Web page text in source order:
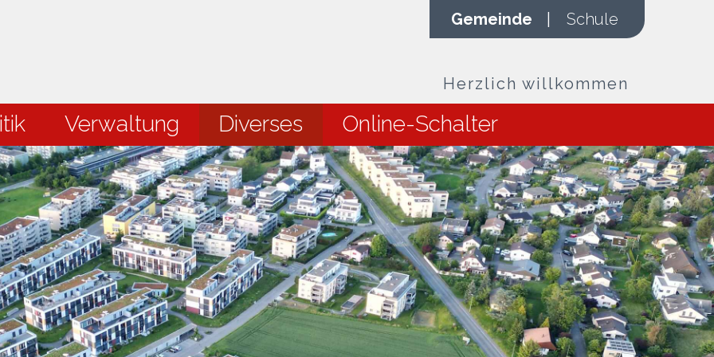
Gemeinde Schule
Herzlich willkommen
Verwaltung Diverses Online-Schalter